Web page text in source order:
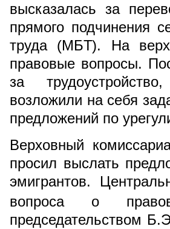
высказалась за
прямого подчинения
труда (МБТ). На
правовые вопросы.
за
возложили на себя
предложений по
Верховный
просил выслать
эмигрантов.
вопроса о
председательством